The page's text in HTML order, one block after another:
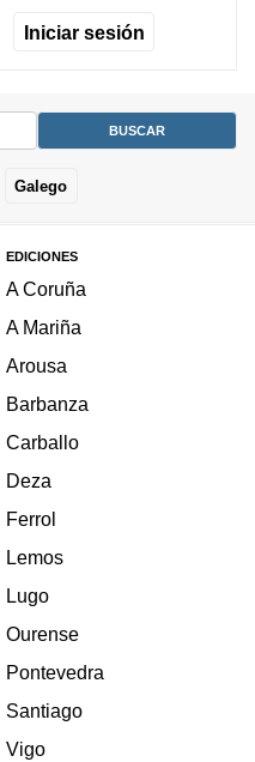
Iniciar sesión
Galego
EDICIONES
A Coruña
A Mariña
Arousa
Barbanza
Carballo
Deza
Ferrol
Lemos
Lugo
Ourense
Pontevedra
Santiago
Vigo